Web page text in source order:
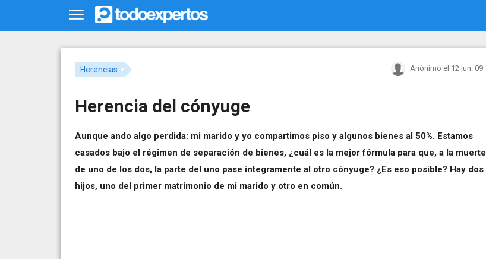
Herencias Anónimo el 12 jun. 09
Herencia del cónyuge
Aunque ando algo perdida: mi marido y yo compartimos piso y algunos bienes al 50%. Estamos
casados bajo el régimen de separación de bienes, ¿cuál es la mejor fórmula para que, a la muerte
de uno de los dos, la parte del uno pase íntegramente al otro cónyuge? ¿Es eso posible? Hay dos
hijos, uno del primer matrimonio de mi marido y otro en común.